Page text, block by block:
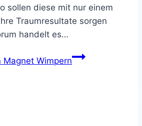
sollen diese mit nur einem
Traumresultate sorgen
handelt es…
Magnet Wimpern